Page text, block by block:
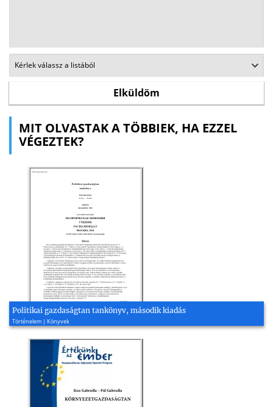
MIT OLVASTAK A TÖBBIEK, HA EZZEL
VÉGEZTEK?
Politikai gazdaságtan tankönyv, második kiadás
Történelem | Könyvek